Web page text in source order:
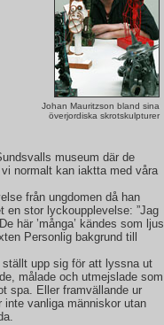
Johan Mauritzson bland sina
överjordiska skrotskulpturer
museum där de
normalt kan iaktta med våra
från ungdomen då han
en stor lyckoupplevelse: ”Jag
här ’många’ kändes som ljus
Personlig bakgrund till
ställt upp sig för att lyssna ut
målade och utmejslade som
spa. Eller framvällande ur
inte vanliga människor utan